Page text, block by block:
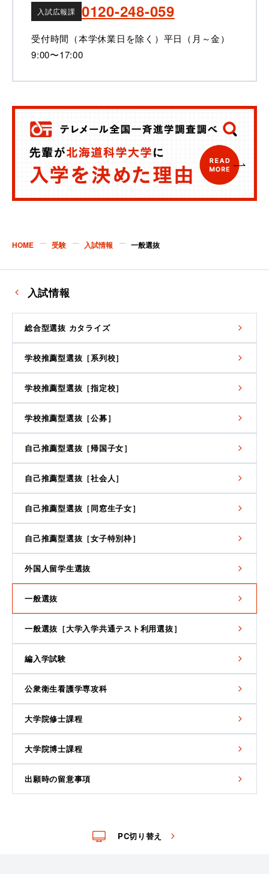
入試広報課 0120-248-059
受付時間（本学休業日を除く） 平日（月～金）
9:00〜17:00
HOME 受験 入試情報 一般選抜
入試情報
総合型選抜 カタライズ
学校推薦型選抜［系列校］
学校推薦型選抜［指定校］
学校推薦型選抜［公募］
自己推薦型選抜［帰国子女］
自己推薦型選抜［社会人］
自己推薦型選抜［同窓生子女］
自己推薦型選抜［女子特別枠］
外国人留学生選抜
一般選抜
一般選抜［大学入学共通テスト利用選抜］
編入学試験
公衆衛生看護学専攻科
大学院修士課程
大学院博士課程
出願時の留意事項
PC切り替え